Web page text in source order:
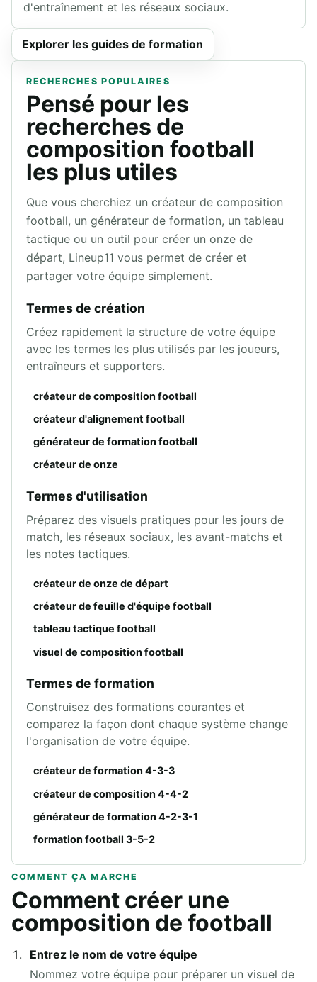
d'entraînement et les réseaux sociaux.
Explorer les guides de formation
RECHERCHES POPULAIRES
Pensé pour les
recherches de
composition football
les plus utiles
Que vous cherchiez un créateur de composition
football, un générateur de formation, un tableau
tactique ou un outil pour créer un onze de
départ, Lineup11 vous permet de créer et
partager votre équipe simplement.
Termes de création
Créez rapidement la structure de votre équipe
avec les termes les plus utilisés par les joueurs,
entraîneurs et supporters.
créateur de composition football
créateur d'alignement football
générateur de formation football
créateur de onze
Termes d'utilisation
Préparez des visuels pratiques pour les jours de
match, les réseaux sociaux, les avant-matchs et
les notes tactiques.
créateur de onze de départ
créateur de feuille d'équipe football
tableau tactique football
visuel de composition football
Termes de formation
Construisez des formations courantes et
comparez la façon dont chaque système change
l'organisation de votre équipe.
créateur de formation 4-3-3
créateur de composition 4-4-2
générateur de formation 4-2-3-1
formation football 3-5-2
COMMENT ÇA MARCHE
Comment créer une
composition de football
Entrez le nom de votre équipe
Nommez votre équipe pour préparer un visuel de